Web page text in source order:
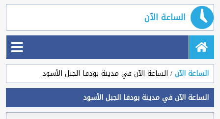
الساعة الآن
الساعة الآن الساعة الآن في مدينة بودفا الجبل الأسود
الساعة الآن في مدينة بودفا الجبل الأسود